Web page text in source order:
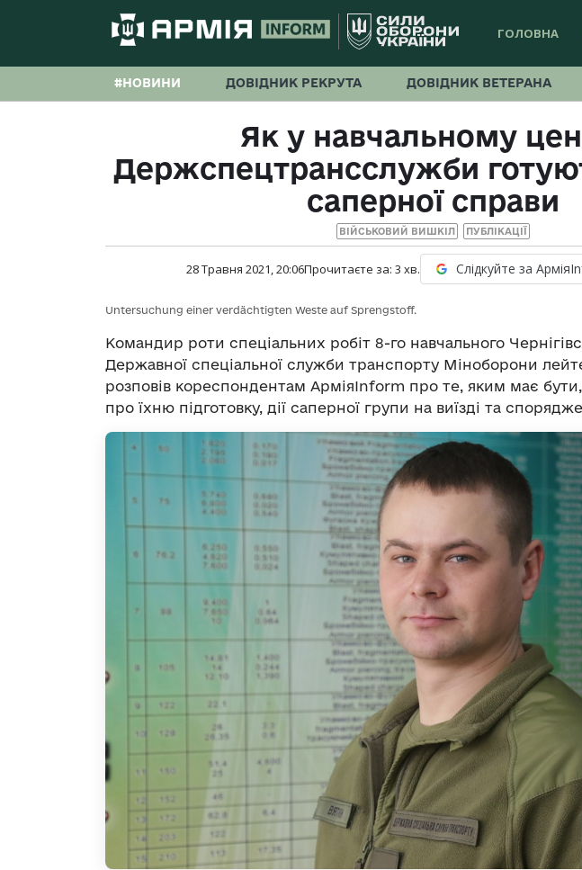
ГОЛОВНА
#НОВИНИ ДОВІДНИК РЕКРУТА ДОВІДНИК ВЕТЕРАНА
Як у навчальному
Держспецтрансслужби
саперної справи
ВІЙСЬКОВИЙ ВИШКІЛ ПУБЛІКАЦІЇ
28 Травня 2021, 20:06Прочитаєте за: 3 хв. Слідкуйте за
Untersuchung einer verdächtigten Weste auf Sprengstoff.
Командир роти спеціальних робіт 8-го навчального
Державної спеціальної служби транспорту Міноборони
розповів кореспондентам АрміяInform про те, яким має
про їхню підготовку, дії саперної групи на виїзді та